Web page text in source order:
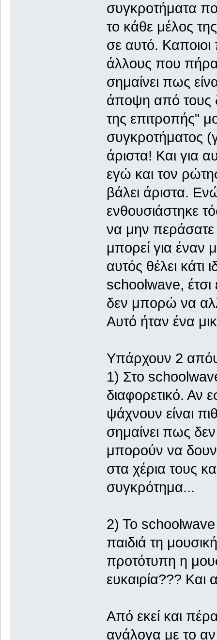
συγκροτήματα
το κάθε μέλος
σε αυτό.
άλλους που
σημαίνει πως
άποψη από τους
της επιτροπής"
συγκροτήματος
άριστα! Και για
εγώ και τον
βάλει άριστα.
ενθουσιάστηκε
να μην περάσατε
μπορεί για έναν
αυτός θέλει κάτι
schoolwave, έτσι
δεν μπορώ να
Αυτό ήταν ένα
Υπάρχουν 2
1) Στο
διαφορετικό. Αν
ψάχνουν είναι
σημαίνει πως
μπορούν να δουν
στα χέρια τους
συγκρότημα...
2) Το schoolwave
παιδιά τη
προτότυπη η
ευκαιρία??? Και
Από εκεί και
ανάλογα με το αν